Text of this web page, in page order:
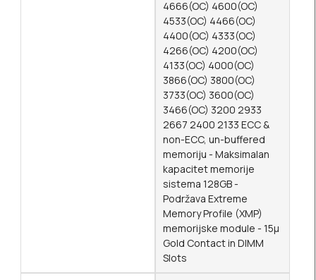
4666(OC) 4600(OC)
4533(OC) 4466(OC)
4400(OC) 4333(OC)
4266(OC) 4200(OC)
4133(OC) 4000(OC)
3866(OC) 3800(OC)
3733(OC) 3600(OC)
3466(OC) 3200 2933
2667 2400 2133 ECC &
non-ECC, un-buffered
memoriju - Maksimalan
kapacitet memorije
sistema 128GB -
Podržava Extreme
Memory Profile (XMP)
memorijske module - 15μ
Gold Contact in DIMM
Slots